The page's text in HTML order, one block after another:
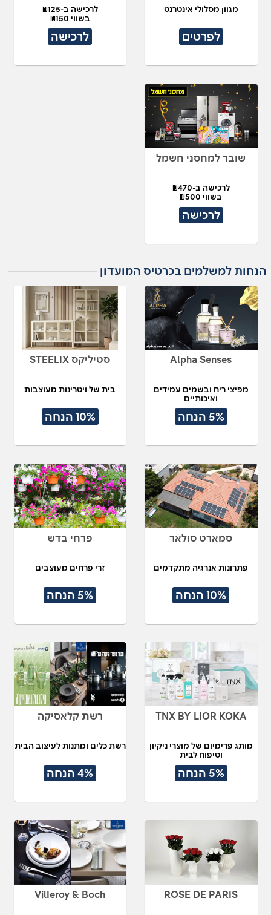
מגוון מסלולי אינטרנט
לפרטים
לרכישה ב-₪125
בשווי ₪150
לרכישה
שובר למחסני חשמל
לרכישה ב-₪470
בשווי ₪500
לרכישה
הנחות למשלמים בכרטיס המועדון
Alpha Senses
מפיצי ריח ובשמים עמידים
ואיכותיים
5% הנחה
סטיליקס STEELIX
בית של ויטרינות מעוצבות
10% הנחה
סמארט סולאר
פתרונות אנרגיה מתקדמים
10% הנחה
פרחי בדש
זרי פרחים מעוצבים
5% הנחה
TNX BY LIOR KOKA
מותג פרימיום של מוצרי ניקיון
וטיפוח לבית
5% הנחה
רשת קלאסיקה
רשת כלים ומתנות לעיצוב הבית
4% הנחה
ROSE DE PARIS
VilIeroy & Boch